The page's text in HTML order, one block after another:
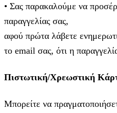
• Σας παρακαλούμε να
παραγγελίας σας,
αφού πρώτα λάβετε
το email σας, ότι η
Πιστωτική/Χρεωστική
Μπορείτε να